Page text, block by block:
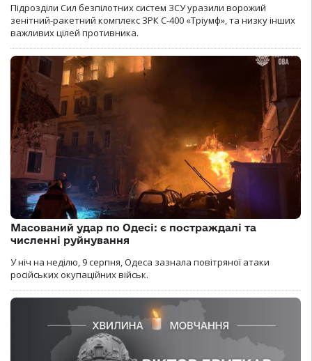
Підрозділи Сил безпілотних систем ЗСУ уразили ворожий
зенітний-ракетний комплекс ЗРК С-400 «Тріумф», та низку інших
важливих цілей противника.
Масований удар по Одесі: є постраждалі та
численні руйнування
У ніч на неділю, 9 серпня, Одеса зазнала повітряної атаки
російських окупаційних військ.